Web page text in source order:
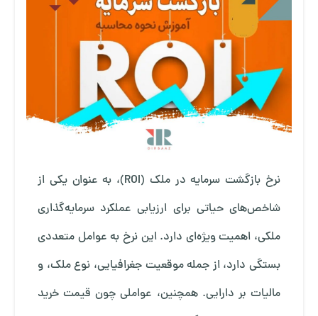
نرخ بازگشت سرمایه در ملک (ROI)، به عنوان یکی از
شاخص‌های حیاتی برای ارزیابی عملکرد سرمایه‌گذاری
ملکی، اهمیت ویژه‌ای دارد. این نرخ به عوامل متعددی
بستگی دارد، از جمله موقعیت جغرافیایی، نوع ملک، و
مالیات بر دارایی. همچنین، عواملی چون قیمت خرید